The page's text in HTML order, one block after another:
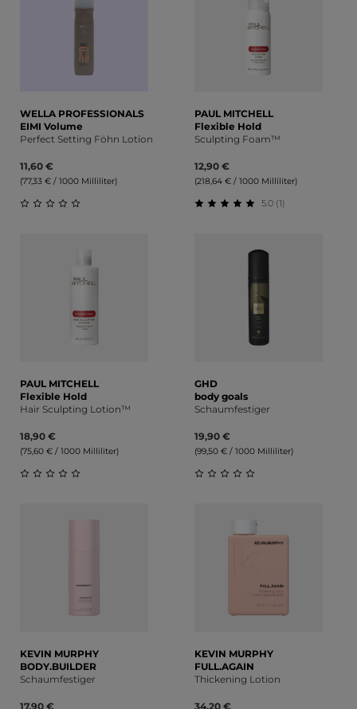
WELLA PROFESSIONALS
EIMI Volume
Perfect Setting Föhn Lotion
11,60 €
(77,33 € / 1000 Milliliter)
PAUL MITCHELL
Flexible Hold
Sculpting Foam™
12,90 €
(218,64 € / 1000 Milliliter)
5.0 (1)
PAUL MITCHELL
Flexible Hold
Hair Sculpting Lotion™
18,90 €
(75,60 € / 1000 Milliliter)
GHD
body goals
Schaumfestiger
19,90 €
(99,50 € / 1000 Milliliter)
KEVIN MURPHY
BODY.BUILDER
Schaumfestiger
17,90 €
KEVIN MURPHY
FULL.AGAIN
Thickening Lotion
34,20 €